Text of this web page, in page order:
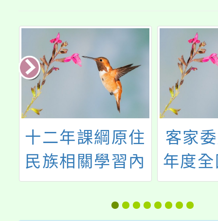
十二年課綱原住
民族相關學習內
容諮詢宣導講座
客家
年度
客家